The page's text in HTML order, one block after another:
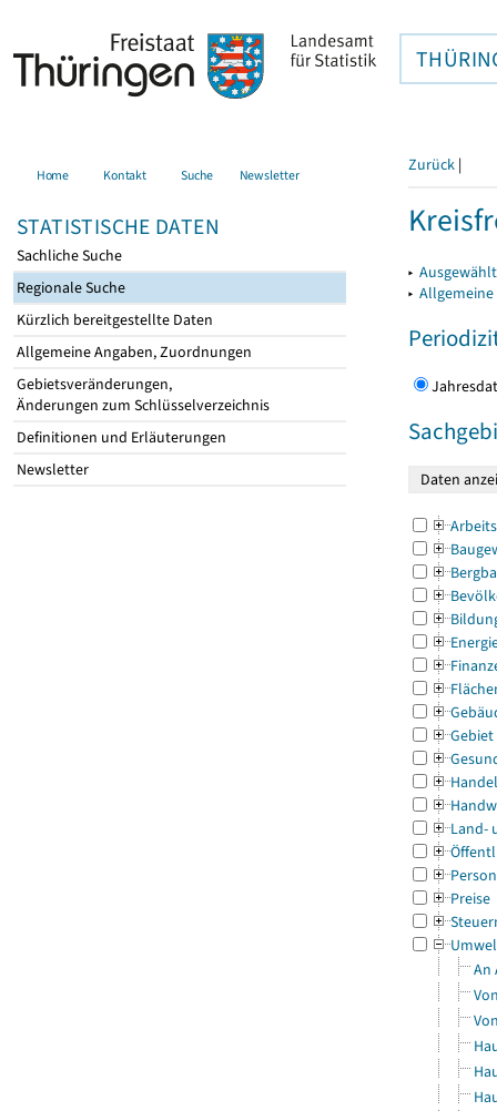
Home Kontakt Suche Newsletter
STATISTISCHE DATEN
Sachliche Suche
Regionale Suche
Kürzlich bereitgestellte Daten
Allgemeine Angaben, Zuordnungen
Gebietsveränderungen,
Änderungen zum Schlüsselverzeichnis
Definitionen und Erläuterungen
Newsletter
Zurück |
▸
▸
Gebiet
Land-
Preise
An